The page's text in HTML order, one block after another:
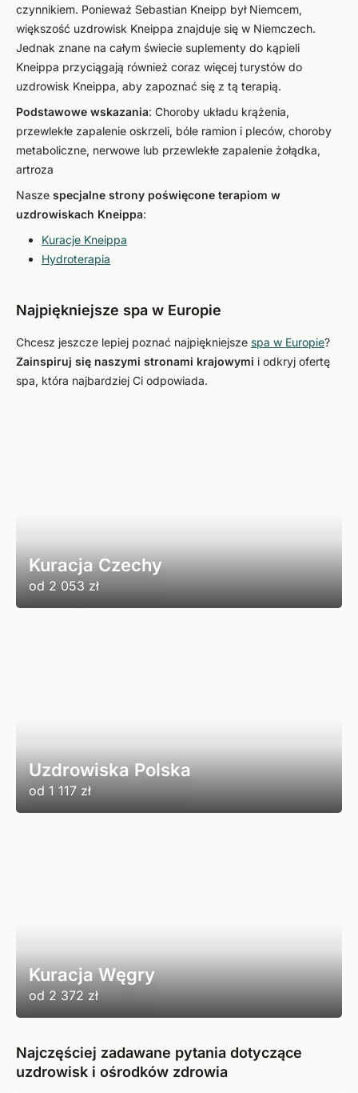
czynnikiem. Ponieważ Sebastian Kneipp był Niemcem,
większość uzdrowisk Kneippa znajduje się w Niemczech.
Jednak znane na całym świecie suplementy do kąpieli
Kneippa przyciągają również coraz więcej turystów do
uzdrowisk Kneippa, aby zapoznać się z tą terapią.
Podstawowe wskazania: Choroby układu krążenia,
przewlekłe zapalenie oskrzeli, bóle ramion i pleców, choroby
metaboliczne, nerwowe lub przewlekłe zapalenie żołądka,
artroza
Nasze specjalne strony poświęcone terapiom w
uzdrowiskach Kneippa:
Kuracje Kneippa
Hydroterapia
Najpiękniejsze spa w Europie
Chcesz jeszcze lepiej poznać najpiękniejsze spa w Europie?
Zainspiruj się naszymi stronami krajowymi i odkryj ofertę
spa, która najbardziej Ci odpowiada.
Kuracja Czechy
od 2 053 zł
Uzdrowiska Polska
od 1 117 zł
Kuracja Węgry
od 2 372 zł
Najczęściej zadawane pytania dotyczące
uzdrowisk i ośrodków zdrowia